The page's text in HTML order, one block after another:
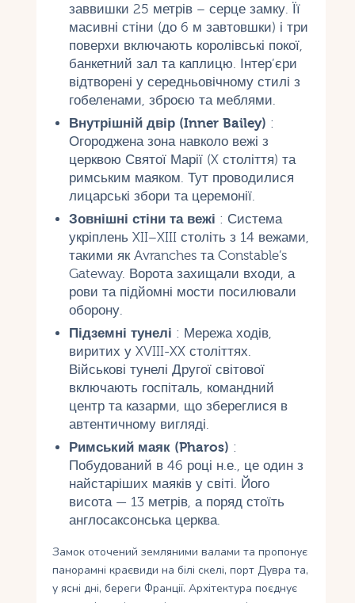
заввишки 25 метрів – серце замку. Її
масивні стіни (до 6 м завтовшки) і три
поверхи включають королівські покої,
банкетний зал та каплицю. Інтер’єри
відтворені у середньовічному стилі з
гобеленами, зброєю та меблями.
Внутрішній двір (Inner Bailey) :
Огороджена зона навколо вежі з
церквою Святої Марії (X століття) та
римським маяком. Тут проводилися
лицарські збори та церемонії.
Зовнішні стіни та вежі : Система
укріплень XII–XIII століть з 14 вежами,
такими як Avranches та Constable’s
Gateway. Ворота захищали входи, а
рови та підйомні мости посилювали
оборону.
Підземні тунелі : Мережа ходів,
виритих у XVIII-XX століттях.
Військові тунелі Другої світової
включають госпіталь, командний
центр та казарми, що збереглися в
автентичному вигляді.
Римський маяк (Pharos) :
Побудований в 46 році н.е., це один з
найстаріших маяків у світі. Його
висота — 13 метрів, а поряд стоїть
англосаксонська церква.
Замок оточений земляними валами та пропонує
панорамні краєвиди на білі скелі, порт Дувра та,
у ясні дні, береги Франції. Архітектура поєднує